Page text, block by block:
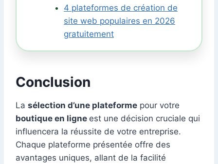
4 plateformes de création de
site web populaires en 2026
gratuitement
Conclusion
La sélection d’une plateforme pour votre
boutique en ligne est une décision cruciale qui
influencera la réussite de votre entreprise.
Chaque plateforme présentée offre des
avantages uniques, allant de la facilité